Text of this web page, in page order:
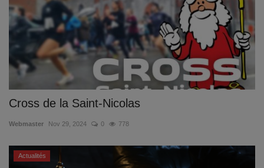
Cross de la Saint-Nicolas
Webmaster Nov 29, 2024 0 778
Actualités